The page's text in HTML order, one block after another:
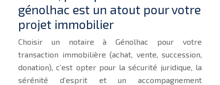
génolhac est un atout pour votre
projet immobilier
Choisir un notaire à Génolhac pour votre
transaction immobilière (achat, vente, succession,
donation), c’est opter pour la sécurité juridique, la
sérénité d’esprit et un accompagnement